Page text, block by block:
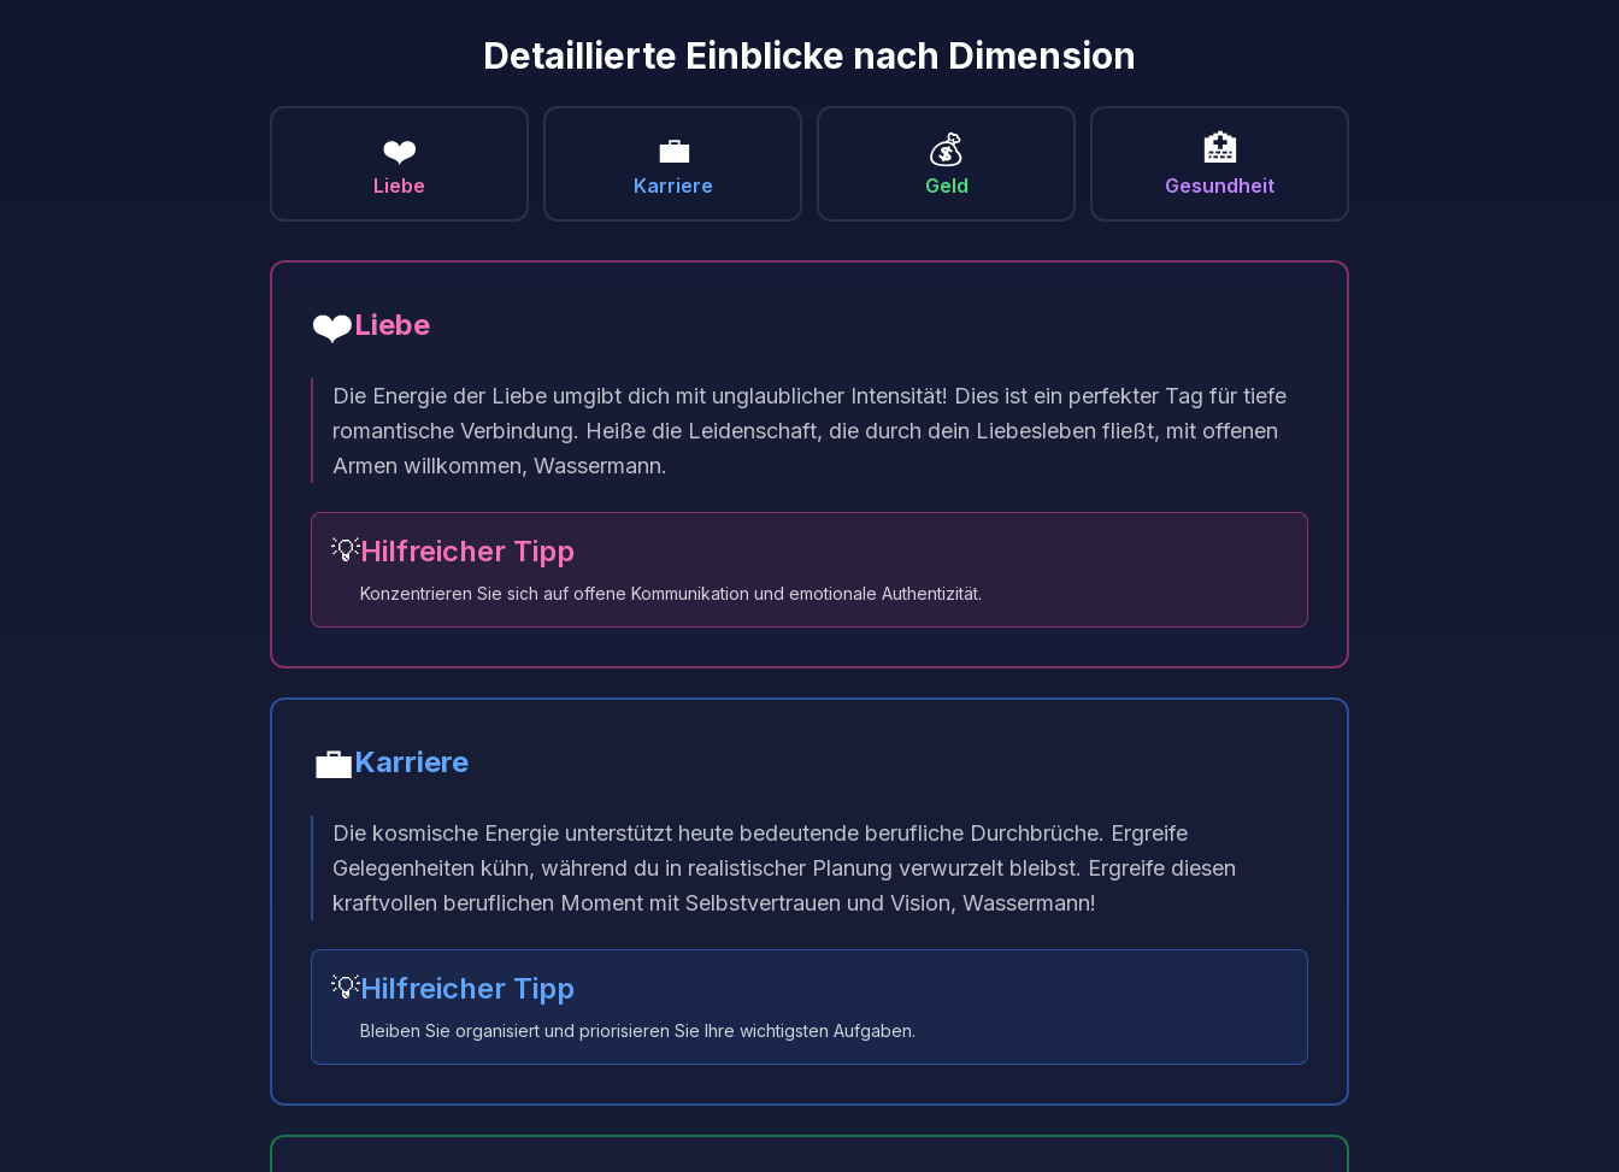
Detaillierte Einblicke nach Dimension
❤️
Liebe
💼
Karriere
💰
Geld
🏥
Gesundheit
❤️Liebe
Die Energie der Liebe umgibt dich mit unglaublicher Intensität! Dies ist ein perfekter Tag für tiefe
romantische Verbindung. Heiße die Leidenschaft, die durch dein Liebesleben fließt, mit offenen
Armen willkommen, Wassermann.
💡Hilfreicher Tipp
Konzentrieren Sie sich auf offene Kommunikation und emotionale Authentizität.
💼Karriere
Die kosmische Energie unterstützt heute bedeutende berufliche Durchbrüche. Ergreife
Gelegenheiten kühn, während du in realistischer Planung verwurzelt bleibst. Ergreife diesen
kraftvollen beruflichen Moment mit Selbstvertrauen und Vision, Wassermann!
💡Hilfreicher Tipp
Bleiben Sie organisiert und priorisieren Sie Ihre wichtigsten Aufgaben.